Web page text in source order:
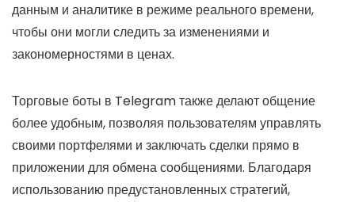
данным и аналитике в режиме реального времени,
чтобы они могли следить за изменениями и
закономерностями в ценах.
Торговые боты в Telegram также делают общение
более удобным, позволяя пользователям управлять
своими портфелями и заключать сделки прямо в
приложении для обмена сообщениями. Благодаря
использованию предустановленных стратегий,